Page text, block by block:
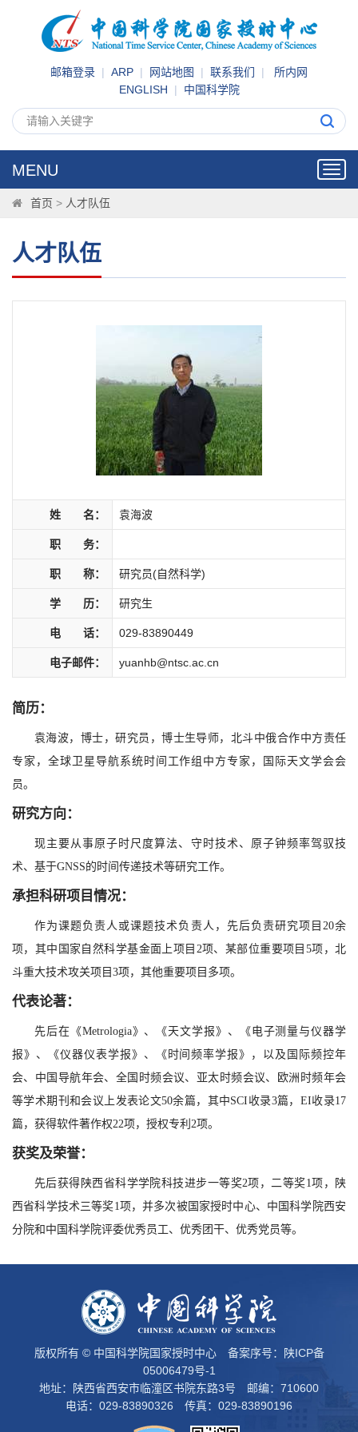
邮箱登录 | ARP | 网站地图 | 联系我们 | 所内网
ENGLISH | 中国科学院
MENU
首页 > 人才队伍
人才队伍
姓 名： 袁海波
职 务：
职 称： 研究员(自然科学)
学 历： 研究生
电 话： 029-83890449
电子邮件： yuanhb@ntsc.ac.cn
简历：
袁海波，博士，研究员，博士生导师，北斗中俄合作中方责任
专家，全球卫星导航系统时间工作组中方专家，国际天文学会会
员。
研究方向：
现主要从事原子时尺度算法、守时技术、原子钟频率驾驭技
术、基于GNSS的时间传递技术等研究工作。
承担科研项目情况：
作为课题负责人或课题技术负责人，先后负责研究项目20余
项，其中国家自然科学基金面上项目2项、某部位重要项目5项，北
斗重大技术攻关项目3项，其他重要项目多项。
代表论著：
先后在《Metrologia》、《天文学报》、《电子测量与仪器学
报》、《仪器仪表学报》、《时间频率学报》，以及国际频控年
会、中国导航年会、全国时频会议、亚太时频会议、欧洲时频年会
等学术期刊和会议上发表论文50余篇，其中SCI收录3篇，EI收录17
篇，获得软件著作权22项，授权专利2项。
获奖及荣誉：
先后获得陕西省科学学院科技进步一等奖2项，二等奖1项，陕
西省科学技术三等奖1项，并多次被国家授时中心、中国科学院西安
分院和中国科学院评委优秀员工、优秀团干、优秀党员等。
版权所有 © 中国科学院国家授时中心 备案序号：
陕ICP备
05006479号-1
地址：陕西省西安市临潼区书院东路3号 邮编：710600
电话：029-83890326 传真：029-83890196